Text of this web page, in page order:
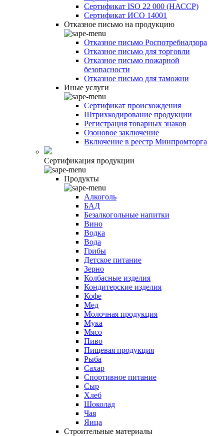
Сертификат ISO 22 000 (НАССР)
Сертификат ИСО 14001
Отказное письмо на продукцию
Отказное письмо Роспотребнадзора
Отказное письмо для торговли
Отказное письмо пожарной
безопасности
Отказное письмо для таможни
Иные услуги
Сертификат происхождения
Штрихкодирование продукции
Регистрация товарных знаков
Озоновое заключение
Включение в реестр Минпромторга
Сертификация продукции
Продукты
Алкоголь
БАД
Безалкогольные напитки
Вино
Водка
Вода
Грибы
Детское питание
Зерно
Колбасные изделия
Кондитерские изделия
Кофе
Мед
Молочная продукция
Мука
Мясо
Пиво
Пищевая продукция
Рыба
Сахар
Спортивное питание
Сыр
Хлеб
Шоколад
Чая
Яица
Строительные материалы